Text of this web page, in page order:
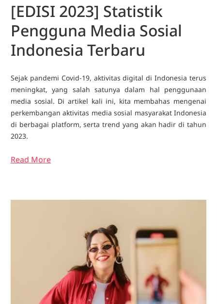
[EDISI 2023] Statistik
Pengguna Media Sosial
Indonesia Terbaru
Sejak pandemi Covid-19, aktivitas digital di Indonesia terus
meningkat, yang salah satunya dalam hal penggunaan
media sosial. Di artikel kali ini, kita membahas mengenai
perkembangan aktivitas media sosial masyarakat Indonesia
di berbagai platform, serta trend yang akan hadir di tahun
2023.
Read More